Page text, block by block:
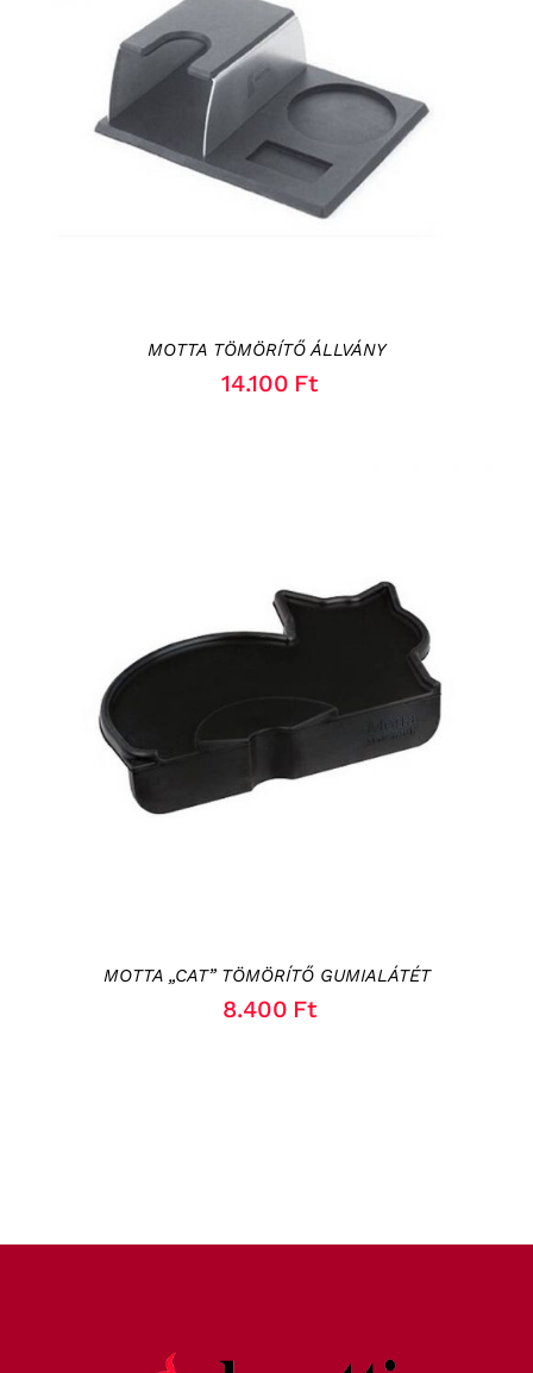
KOSÁRBA TESZEM / RÉSZLETEK
MOTTA TÖMÖRÍTŐ ÁLLVÁNY
14.100 Ft
RÉSZLETEK
MOTTA „CAT” TÖMÖRÍTŐ GUMIALÁTÉT
8.400 Ft